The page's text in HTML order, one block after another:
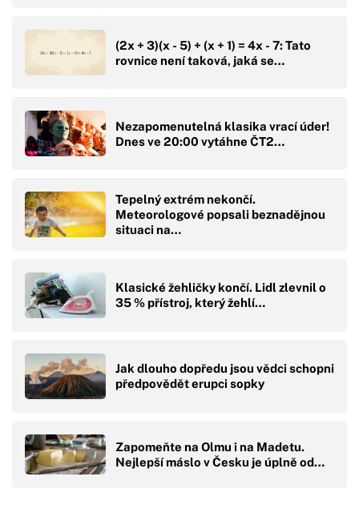
(2x + 3)(x - 5) + (x + 1) = 4x - 7: Tato
rovnice není taková, jaká se…
Nezapomenutelná klasika vrací úder!
Dnes ve 20:00 vytáhne ČT2…
Tepelný extrém nekončí.
Meteorologové popsali beznadějnou
situaci na…
Klasické žehličky končí. Lidl zlevnil o
35 % přístroj, který žehlí…
Jak dlouho dopředu jsou vědci schopni
předpovědět erupci sopky
Zapomeňte na Olmu i na Madetu.
Nejlepší máslo v Česku je úplně od…